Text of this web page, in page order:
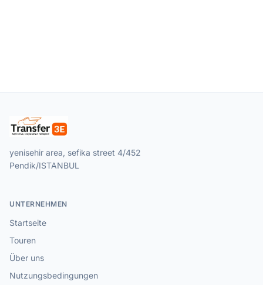
yenisehir area, sefika street 4/452
Pendik/ISTANBUL
UNTERNEHMEN
Startseite
Touren
Über uns
Nutzungsbedingungen